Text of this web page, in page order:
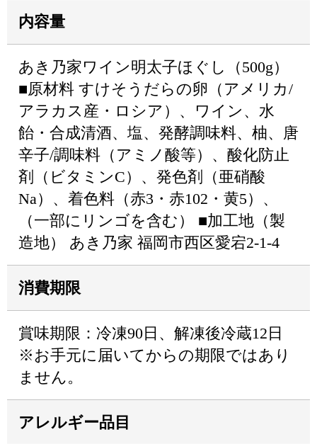
内容量
あき乃家ワイン明太子ほぐし（500g）
■原材料 すけそうだらの卵（アメリカ/
アラカス産・ロシア）、ワイン、水
飴・合成清酒、塩、発酵調味料、柚、唐
辛子/調味料（アミノ酸等）、酸化防止
剤（ビタミンC）、発色剤（亜硝酸
Na）、着色料（赤3・赤102・黄5）、
（一部にリンゴを含む） ■加工地（製
造地） あき乃家 福岡市西区愛宕2-1-4
消費期限
賞味期限：冷凍90日、解凍後冷蔵12日
※お手元に届いてからの期限ではあり
ません。
アレルギー品目